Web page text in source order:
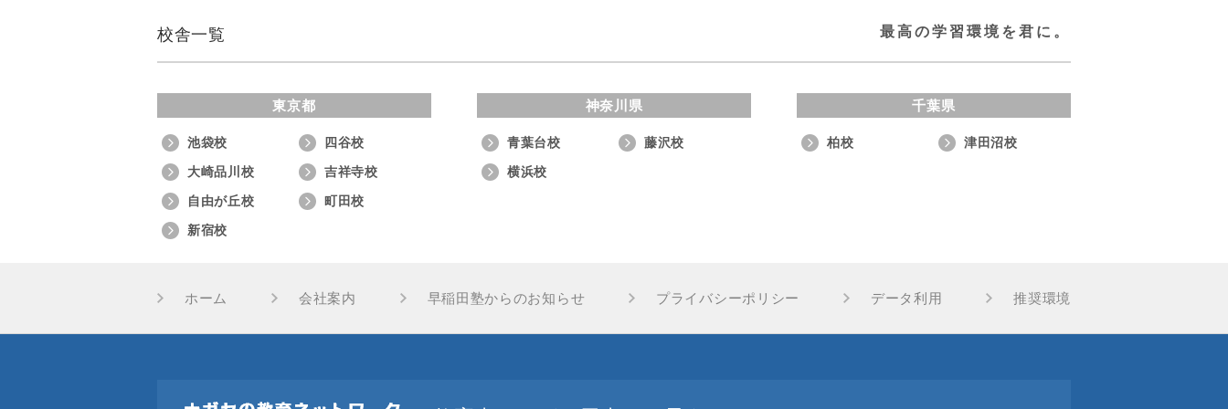
校舎一覧 最高の学習環境を君に。
東京都
池袋校
四谷校
大崎品川校
吉祥寺校
自由が丘校
町田校
新宿校
神奈川県
青葉台校
藤沢校
横浜校
千葉県
柏校 津田沼校
ホーム 会社案内 早稲田塾からのお知らせ プライバシーポリシー データ利用 推奨環境